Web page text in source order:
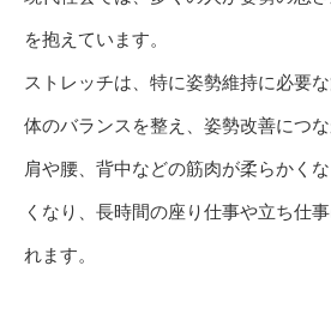
を抱えています。
ストレッチは、特に姿勢維持に必要な
体のバランスを整え、姿勢改善につな
肩や腰、背中などの筋肉が柔らかく
くなり、長時間の座り仕事や立ち仕
れます。